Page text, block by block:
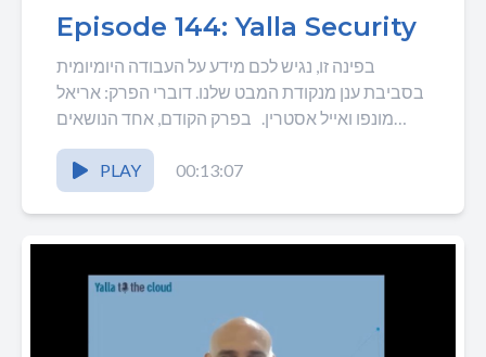
Episode 144: Yalla Security
בפינה זו, נגיש לכם מידע על העבודה היומיומית
בסביבת ענן מנקודת המבט שלנו. דוברי הפרק: אריאל
מונפו ואייל אסטרין. בפרק הקודם, אחד הנושאים
שהכי...
PLAY
00:13:07